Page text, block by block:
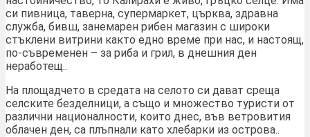
си пивница, таверна, супермаркет, църква, здравна
служба, бивш, занемарен рибен магазин с широки
стъклени витрини както едно време при нас, и настоящ,
по-съвременен – за риба и грил, в днешния ден
неработещ..
На площадчето в средата на селото си дават среща
селските безделници, а също и множество туристи от
различни националности, които днес, във ветровития
облачен ден, са плъпнали като хлебарки из острова..